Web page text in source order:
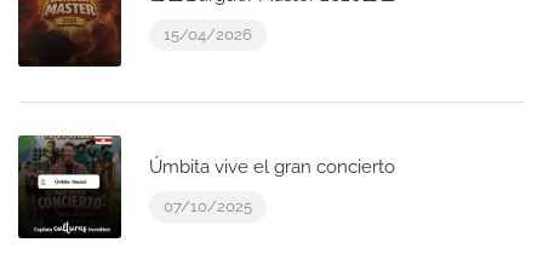
15/04/2026
Úmbita vive el gran concierto
07/10/2025